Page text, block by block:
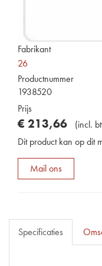
Fabrikant
26
Productnummer
1938520
Prijs
€ 213,66 (incl.
Dit product kan op dit
Mail ons
Specificaties